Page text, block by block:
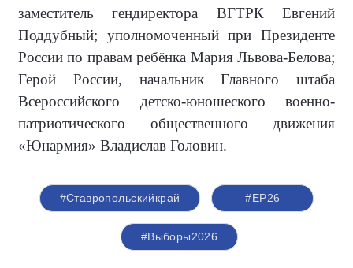
заместитель гендиректора ВГТРК Евгений
Поддубный; уполномоченный при Президенте
России по правам ребёнка Мария Львова-Белова;
Герой России, начальник Главного штаба
Всероссийского детско-юношеского военно-
патриотического общественного движения
«Юнармия» Владислав Головин.
#Ставропольскийкрай #ЕР26
#Выборы2026